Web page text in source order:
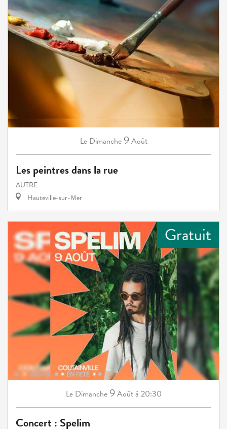
Le Dimanche9Août
Les peintres dans la rue
AUTRE
Hauteville-sur-Mer
Gratuit
Le Dimanche9Aoûtà 20:30
Concert : Spelim